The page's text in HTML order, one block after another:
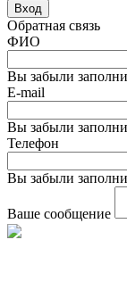
Вход
Обратная связь
ФИО
Вы забыли
E-mail
Вы забыли
Телефон
Вы забыли
Ваше сообщение